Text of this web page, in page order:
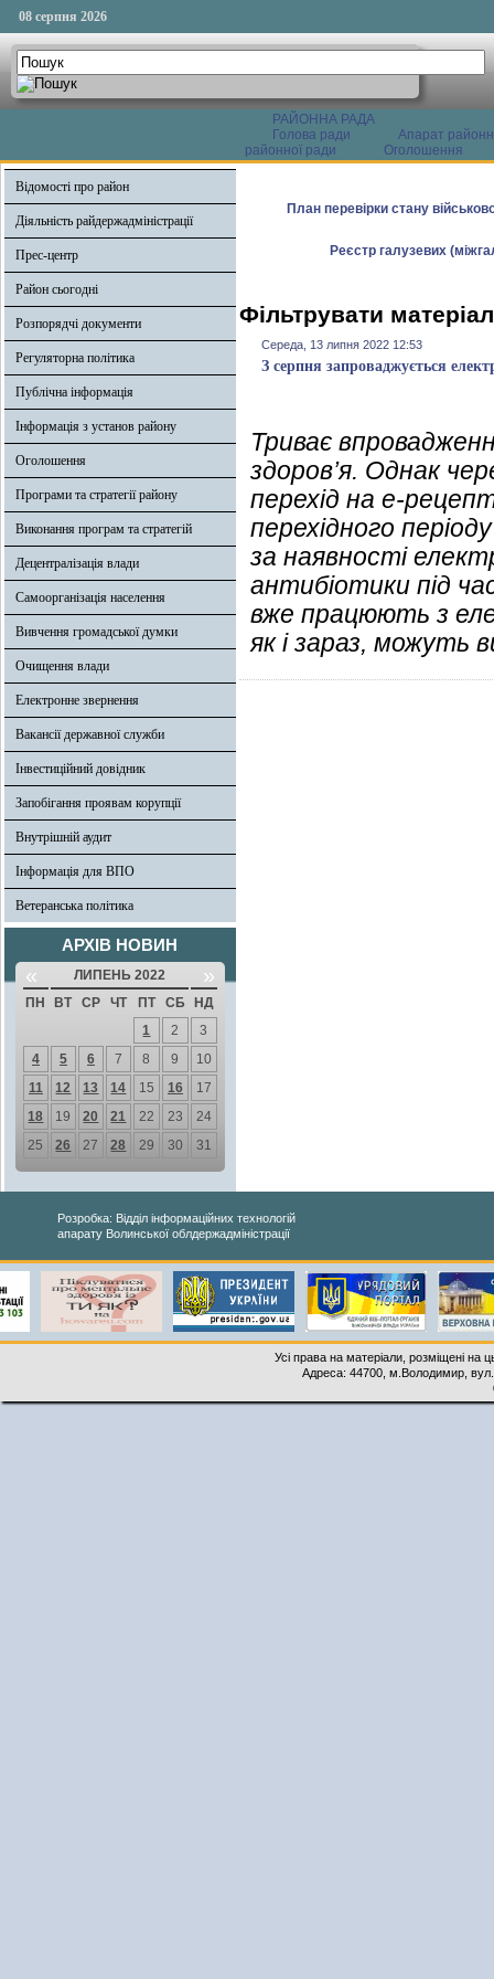
08 серпня 2026
РАЙОННА РАДА
Голова ради
Апарат
районної ради
Оголошення
Відомості про район
Діяльність райдержадміністрації
Прес-центр
Район сьогодні
Розпорядчі документи
Регуляторна політика
Публічна інформація
Інформація з установ району
Оголошення
Програми та стратегії району
Виконання програм та стратегій
Децентралізація влади
Самоорганізація населення
Вивчення громадської думки
Очищення влади
Електронне звернення
Вакансії державної служби
Інвестиційний довідник
Запобігання проявам корупції
Внутрішній аудит
Інформація для ВПО
Ветеранська політика
АРХІВ НОВИН
« ЛИПЕНЬ 2022 »
ПН ВТ СР ЧТ ПТ СБ
НД
1
2
3
4
5 6 7 8 9
10
11
12 13 14 15 16
17
18
19 20 21 22 23
24
25
26 27 28 29 30 31
План перевірки стану
Реєстр галузевих
Фільтрувати
Середа, 13 липня 2022 12:53
З серпня запроваджується
Триває
здоров’я. Однак
перехід на е-
перехідного
за наявності
антибіотики під
вже працюють з
як і зараз, можуть
Розробка: Відділ інформаційних технологій
апарату Волинської облдержадміністрації
Усі права на матеріали, розміщені на
Адреса: 44700, м.Володимир,